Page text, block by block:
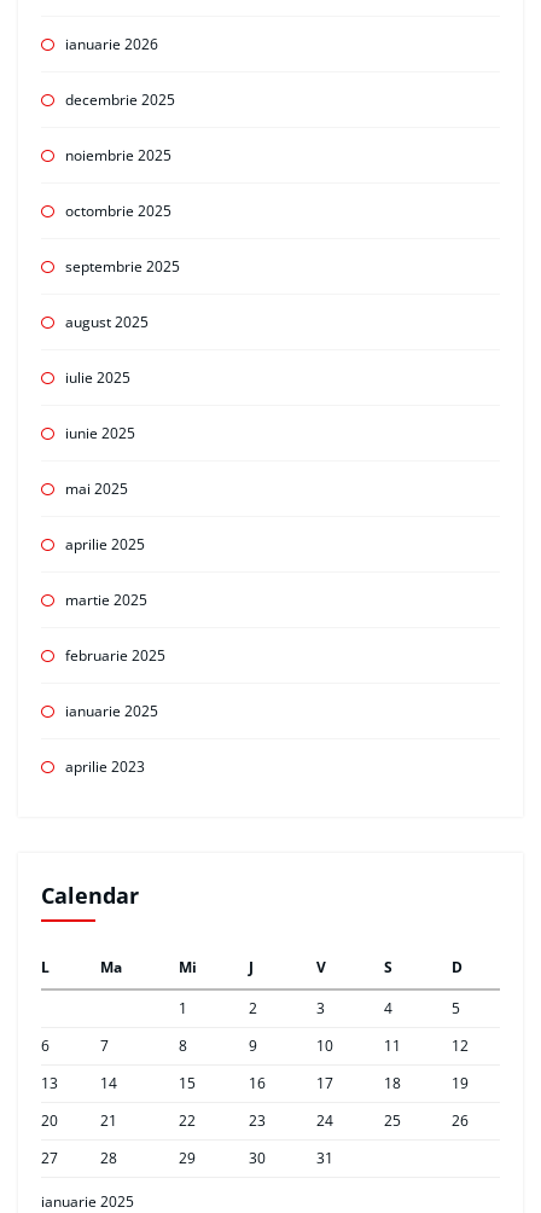
ianuarie 2026
decembrie 2025
noiembrie 2025
octombrie 2025
septembrie 2025
august 2025
iulie 2025
iunie 2025
mai 2025
aprilie 2025
martie 2025
februarie 2025
ianuarie 2025
aprilie 2023
Calendar
ianuarie 2025
L Ma Mi J V S
D
1
2 3 4
5
6
7 8 9 10 11
12
13
14 15 16 17 18
19
20
21 22 23 24 25
26
27
28 29 30 31